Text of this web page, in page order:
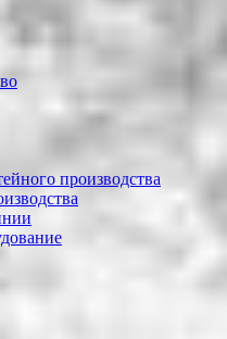
производства